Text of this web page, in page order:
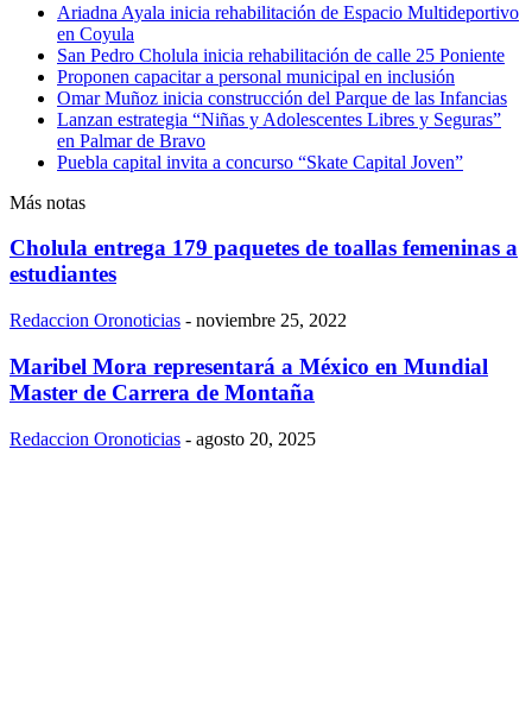
Ariadna Ayala inicia rehabilitación de Espacio Multideportivo
en Coyula
San Pedro Cholula inicia rehabilitación de calle 25 Poniente
Proponen capacitar a personal municipal en inclusión
Omar Muñoz inicia construcción del Parque de las Infancias
Lanzan estrategia “Niñas y Adolescentes Libres y Seguras”
en Palmar de Bravo
Puebla capital invita a concurso “Skate Capital Joven”
Más notas
Cholula entrega 179 paquetes de toallas femeninas a
estudiantes
Redaccion Oronoticias - noviembre 25, 2022
Maribel Mora representará a México en Mundial
Master de Carrera de Montaña
Redaccion Oronoticias - agosto 20, 2025